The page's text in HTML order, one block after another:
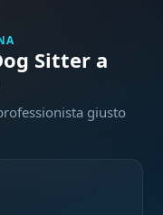
Sitter a
giusto